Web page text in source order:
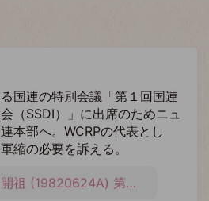
国連の特別会議「第１回国連
（SSDI）」に出席のためニュ
本部へ。WCRPの代表とし
縮の必要を訴える。
開祖 (19820624A) 第２回国連軍縮特別総会